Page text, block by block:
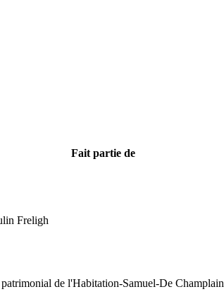
Fait partie de
Freligh
patrimonial de l'Habitation-Samuel-De Champlain